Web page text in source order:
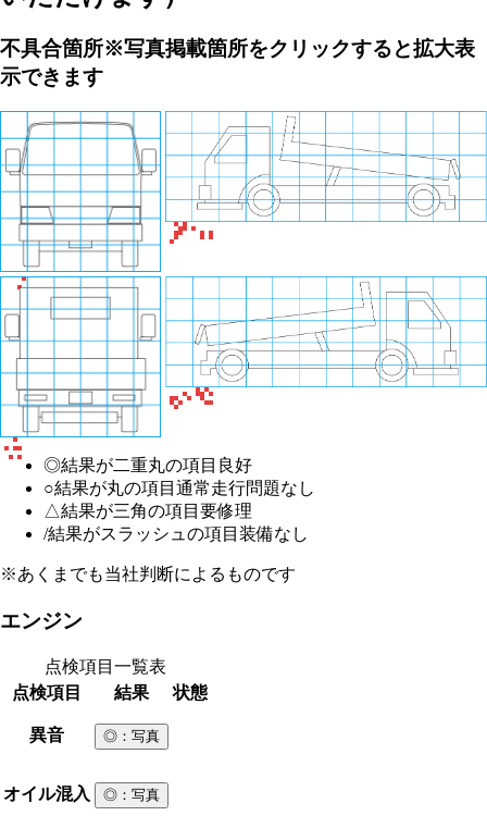
不具合箇所※写真掲載箇所をクリックすると拡大表
示できます
◎結果が二重丸の項目 良好
○結果が丸の項目 通常走行問題なし
△結果が三角の項目 要修理
/結果がスラッシュの項目 装備なし
※あくまでも当社判断によるものです
エンジン
点検項目一覧表
点検項目
結果 状態
異音 ◎ ：写真
オイル混入 ◎ ：写真